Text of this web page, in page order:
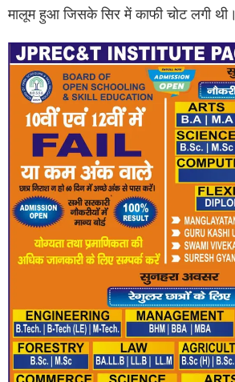
मालूम हुआ जिसके सिर में काफी चोट लगी थी।